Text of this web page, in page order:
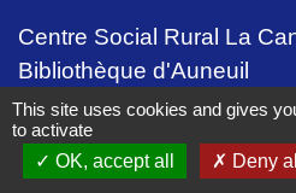
Centre Social Rural La
Bibliothèque d'Auneuil
Mentions légales
Accessibilité -
This site uses cookies and gives
to activate
OK, accept all
Deny